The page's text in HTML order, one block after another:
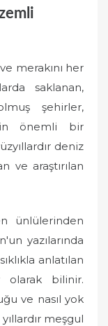
merakını her
saklanan,
şehirler,
önemli bir
deniz
ve araştırılan
ünlülerinden
yazılarında
anlatılan
bilinir.
ve nasıl yok
meşgul